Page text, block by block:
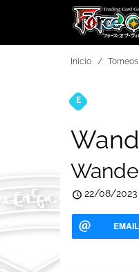
Inicio Torneos
E
22/08/2023
EMAIL